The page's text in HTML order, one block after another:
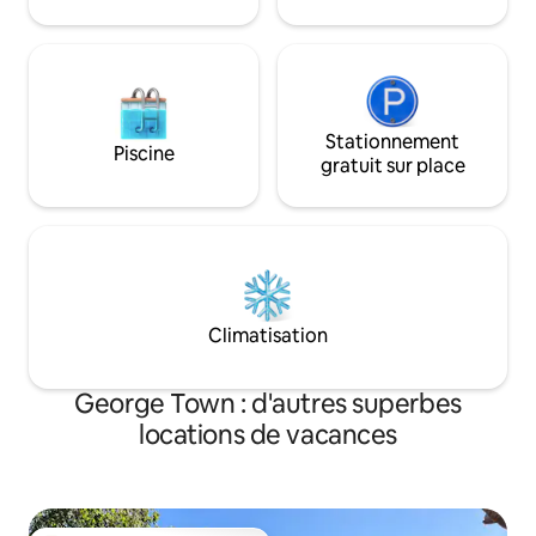
kayaks, des planches de paddle ou une
relaxez-vous et
Piscine
Stationnement
gratuit sur place
Climatisation
George Town : d'autres superbes
locations de vacances